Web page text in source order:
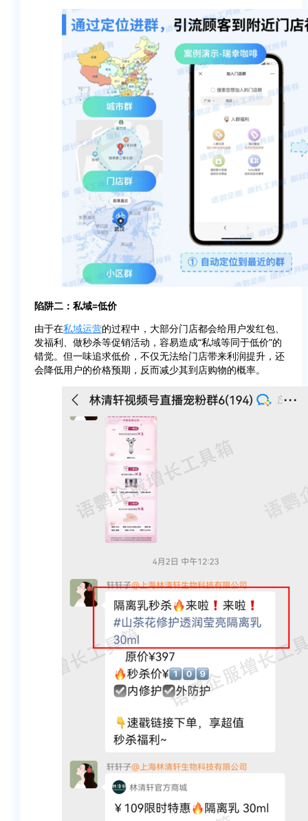
陷阱二：私域=低价
由于在私域运营的过程中，大部分门店都会给用户发红包、
发福利、做秒杀等促销活动，容易造成“私域等同于低价”的
错觉。但一味追求低价，不仅无法给门店带来利润提升，还
会降低用户的价格预期，反而减少其到店购物的概率。